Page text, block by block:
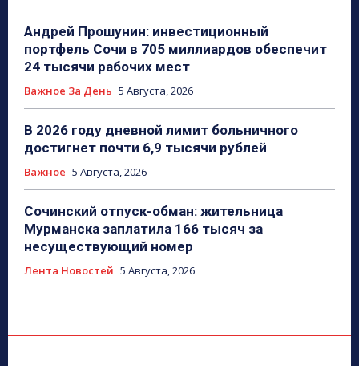
Андрей Прошунин: инвестиционный
портфель Сочи в 705 миллиардов обеспечит
24 тысячи рабочих мест
Важное За День 5 Августа, 2026
В 2026 году дневной лимит больничного
достигнет почти 6,9 тысячи рублей
Важное 5 Августа, 2026
Сочинский отпуск-обман: жительница
Мурманска заплатила 166 тысяч за
несуществующий номер
Лента Новостей 5 Августа, 2026